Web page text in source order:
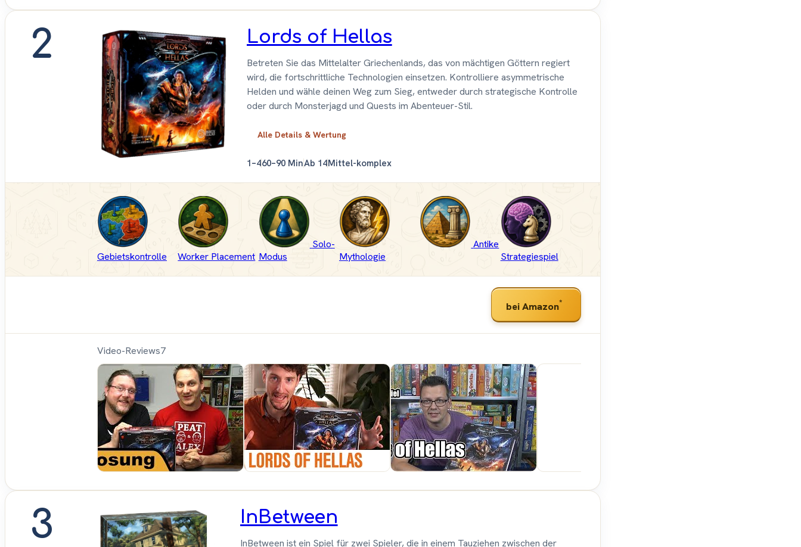
2 Lords of Hellas
Betreten Sie das Mittelalter Griechenlands, das von mächtigen Göttern regiert
wird, die fortschrittliche Technologien einsetzen. Kontrolliere asymmetrische
Helden und wähle deinen Weg zum Sieg, entweder durch strategische Kontrolle
oder durch Monsterjagd und Quests im Abenteuer-Stil.
Alle Details & Wertung
1–460–90 MinAb 14Mittel-komplex
Gebietskontrolle Worker Placement
Solo-
Modus
Mythologie
Antike
Strategiespiel
bei Amazon*
Video-Reviews7
Hunter &
Cron -
Brettspiele
Shut
Up &
Sit
Down
3 InBetween
InBetween ist ein Spiel für zwei Spieler, die in einem Tauziehen zwischen der